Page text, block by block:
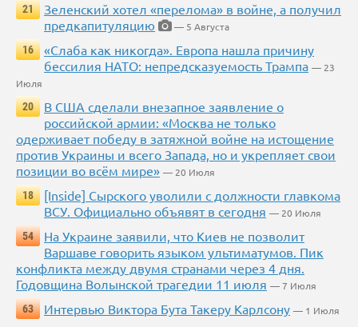
21
Зеленский хотел «перелома» в войне, а получил
предкапитуляцию
— 5 Августа
16
«Слаба как никогда». Европа нашла причину
бессилия НАТО: непредсказуемость Трампа — 23
Июля
20
В США сделали внезапное заявление о
российской армии: «Москва не только
одерживает победу в затяжной войне на истощение
против Украины и всего Запада, но и укрепляет свои
позиции во всём мире» — 20 Июля
18
[Inside] Сырского уволили с должности главкома
ВСУ. Официально объявят в сегодня — 20 Июля
54
На Украине заявили, что Киев не позволит
Варшаве говорить языком ультиматумов. Пик
конфликта между двумя странами через 4 дня.
Годовщина Волынской трагедии 11 июля — 7 Июля
63
Интервью Виктора Бута Такеру Карлсону — 1 Июля